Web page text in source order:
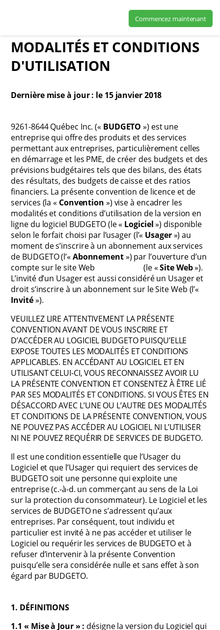
Commencez maintenant
MODALITÉS ET CONDITIONS
D'UTILISATION
Dernière mise à jour : le 15 janvier 2018
9261-8644 Québec Inc. (« BUDGETO ») est une
entreprise qui offre des produits et des services
permettant aux entreprises, particulièrement celles
en démarrage et les PME, de créer des budgets et des
prévisions budgétaires tels que des bilans, des états
des résultats, des budgets de caisse et des ratios
financiers. La présente convention de licence et de
services (la « Convention ») vise à encadrer les
modalités et conditions d’utilisation de la version en
ligne du logiciel BUDGETO (le « Logiciel») disponible
selon le forfait choisi par l’usager (l’« Usager») au
moment de s’inscrire à un abonnement aux services
de BUDGETO (l’« Abonnement») par l’ouverture d’un
compte sur le site Web
(le «Site Web»).
L’invité d’un Usager est aussi considéré un Usager et
droit s’inscrire à un abonnement sur le Site Web (l’«
Invité»).
VEUILLEZ LIRE ATTENTIVEMENT LA PRÉSENTE
CONVENTION AVANT DE VOUS INSCRIRE ET
D’ACCÉDER AU LOGICIEL BUDGETO PUISQU’ELLE
EXPOSE TOUTES LES MODALITÉS ET CONDITIONS
APPLICABLES. EN ACCÉDANT AU LOGICIEL ET EN
UTILISANT CELUI-CI, VOUS RECONNAISSEZ AVOIR LU
LA PRÉSENTE CONVENTION ET CONSENTEZ À ÊTRE LIÉ
PAR SES MODALITÉS ET CONDITIONS. SI VOUS ÊTES EN
DÉSACCORD AVEC L’UNE OU L’AUTRE DES MODALITÉS
ET CONDITIONS DE LA PRÉSENTE CONVENTION, VOUS
NE POUVEZ PAS ACCÉDER AU LOGICIEL NI L’UTILISER
NI NE POUVEZ REQUÉRIR DE SERVICES DE BUDGETO.
Il est une condition essentielle que l’Usager du
Logiciel et que l’Usager qui requiert des services de
BUDGETO soit une personne qui exploite une
entreprise (c.-à-d. un commerçant au sens de la Loi
sur la protection du consommateur). Le Logiciel et les
services de BUDGETO ne s’adressent qu’aux
entreprises. Par conséquent, tout individu et
particulier est invité à ne pas accéder et utiliser le
Logiciel ou requérir les services de BUDGETO et à
refuser d’intervenir à la présente Convention
puisqu’elle sera considérée nulle et sans effet à son
égard par BUDGETO.
1. DÉFINITIONS
1.1 « Mise à Jour » : désigne la version du Logiciel qui